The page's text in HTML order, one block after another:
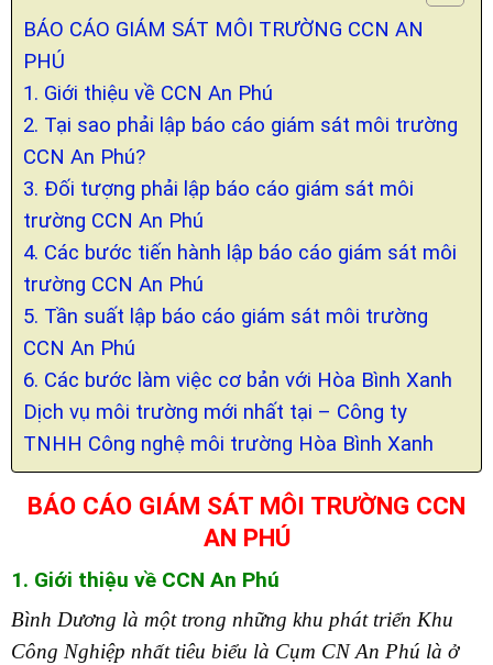
BÁO CÁO GIÁM SÁT MÔI TRƯỜNG CCN AN
PHÚ
1. Giới thiệu về CCN An Phú
2. Tại sao phải lập báo cáo giám sát môi trường
CCN An Phú?
3. Đối tượng phải lập báo cáo giám sát môi
trường CCN An Phú
4. Các bước tiến hành lập báo cáo giám sát môi
trường CCN An Phú
5. Tần suất lập báo cáo giám sát môi trường
CCN An Phú
6. Các bước làm việc cơ bản với Hòa Bình Xanh
Dịch vụ môi trường mới nhất tại – Công ty
TNHH Công nghệ môi trường Hòa Bình Xanh
BÁO CÁO GIÁM SÁT MÔI TRƯỜNG CCN
AN PHÚ
1. Giới thiệu về CCN An Phú
Bình Dương là một trong những khu phát triển Khu
Công Nghiệp nhất tiêu biểu là Cụm CN An Phú là ở